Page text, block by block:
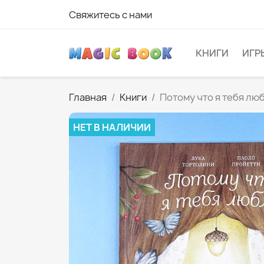
Свяжитесь с нами
КНИГИ
Главная Книги Потому что я тебя
НЕТ В НАЛИЧИИ